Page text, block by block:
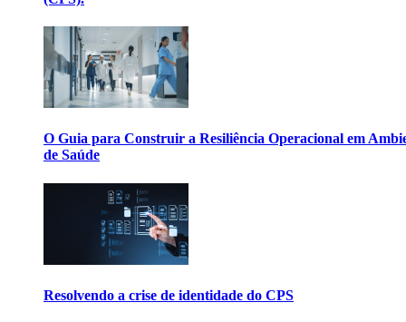
O Guia para Construir a Resiliência Operacional em
de Saúde
Resolvendo a crise de identidade do CPS